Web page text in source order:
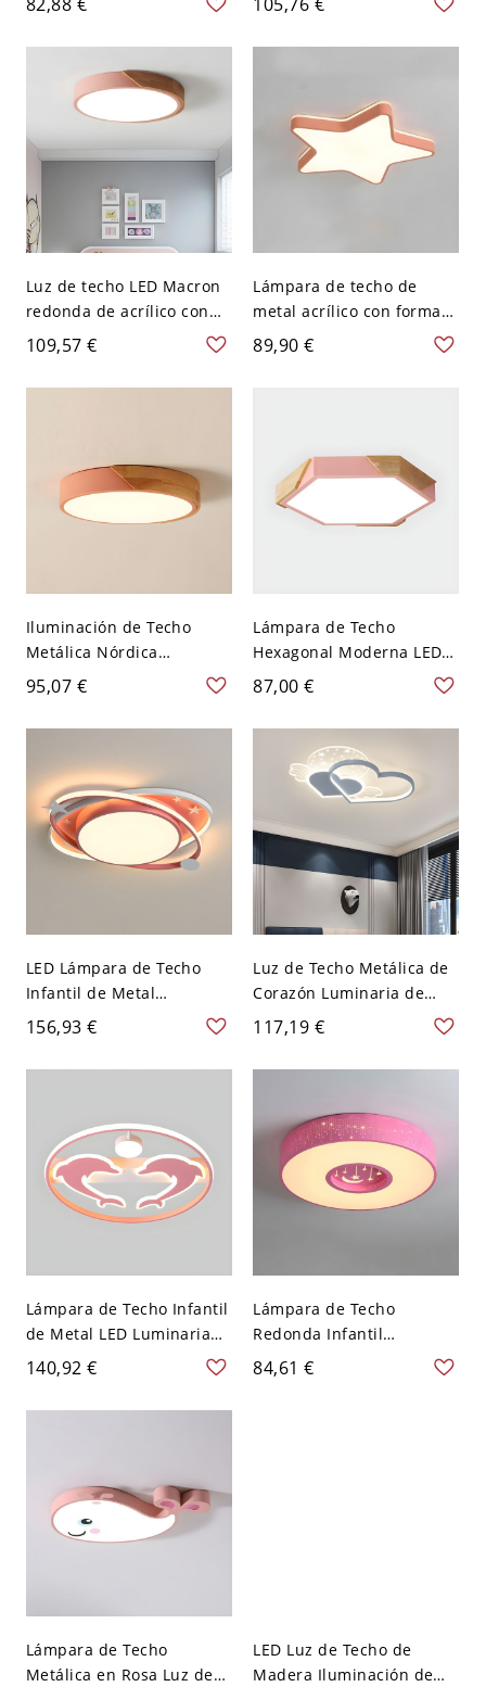
empotrado y colores
vibrantes - Rosa 110 A 120
V Pequeño
para la sala de estar -
Rosa 110 A 120 V Tercer
Luz de techo LED Macron
redonda de acrílico con
montaje empotrado de
colores para dormitorio -
Rosa 110 A 120 V Blanco
109,57 €
Lámpara de techo de
metal acrílico con forma
de estrella Macron para
habitación infantil - Rosa
89,90 €
Iluminación de Techo
Metálica Nórdica
Luminaria de Techo LED
de Tambor para Cuarto -
Rosa 110 A 120 V Tercer
95,07 €
Lámpara de Techo
Hexagonal Moderna LED
Iluminación de Techo de
Metal para Cuarto - Rosa
110 A 120 V Tercer Gear
87,00 €
LED Lámpara de Techo
Infantil de Metal
Luminaria de Techo
Ovalada para Dormitorio -
Rosa 110 A 120 V Blanco
156,93 €
Luz de Techo Metálica de
Corazón Luminaria de
Techo LED Infantil para
Habitación - Gris 110 A
120 V 45,72 cm
117,19 €
Lámpara de Techo Infantil
de Metal LED Luminaria
de Techo de Delfín para
Cuarto - Rosa 110 A 120 V
52,07 cm Tercer Gear
140,92 €
Lámpara de Techo
Redonda Infantil
Iluminación de Techo LED
de Metal con Patrón de
84,61 €
Lámpara de Techo
Metálica en Rosa Luz de
LED Luz de Techo de
Madera Iluminación de